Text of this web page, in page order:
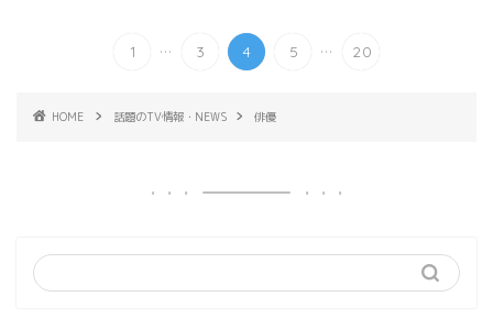
1 ... 3 4 5 ... 20
HOME 話題のTV情報・NEWS 俳優